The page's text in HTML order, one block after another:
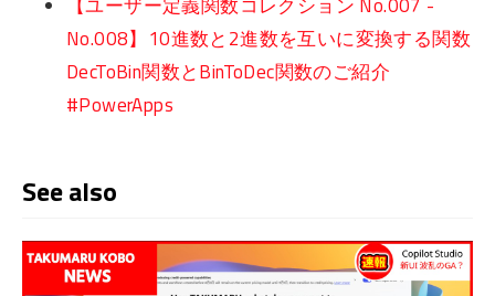
No.008】10進数と2進数を互いに変換する関数
DecToBin関数とBinToDec関数のご紹介
#PowerApps
See also